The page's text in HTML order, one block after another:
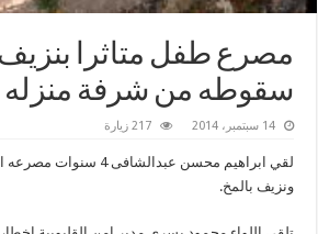
مصرع طفل متاثرا بنزيف
سقوطه من شرفة منزله
14 سبتمبر، 2014 217 زيارة
لقي ابراهيم محسن عبدالشافى
ونزيف بالمخ.